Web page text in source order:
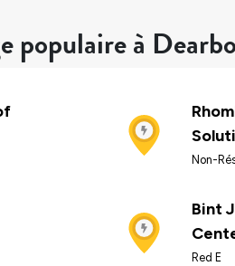
populaire à
Non-
Bint
Red E